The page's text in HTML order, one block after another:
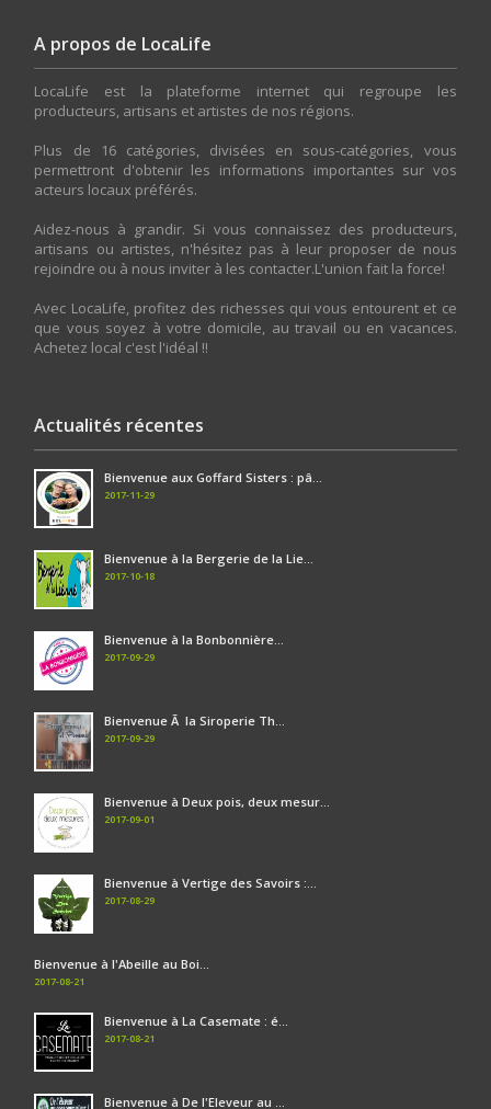
A propos de LocaLife
LocaLife est la plateforme internet qui regroupe les
producteurs, artisans et artistes de nos régions.
Plus de 16 catégories, divisées en sous-catégories, vous
permettront d'obtenir les informations importantes sur vos
acteurs locaux préférés.
Aidez-nous à grandir. Si vous connaissez des producteurs,
artisans ou artistes, n'hésitez pas à leur proposer de nous
rejoindre ou à nous inviter à les contacter.L'union fait la force!
Avec LocaLife, profitez des richesses qui vous entourent et ce
que vous soyez à votre domicile, au travail ou en vacances.
Achetez local c'est l'idéal !!
Actualités récentes
Bienvenue aux Goffard Sisters : pâ...
2017-11-29
Bienvenue à la Bergerie de la Lie...
2017-10-18
Bienvenue à la Bonbonnière...
2017-09-29
Bienvenue Ã la Siroperie Th...
2017-09-29
Bienvenue à Deux pois, deux mesur...
2017-09-01
Bienvenue à Vertige des Savoirs :...
2017-08-29
Bienvenue à l'Abeille au Boi...
2017-08-21
Bienvenue à La Casemate : é...
2017-08-21
Bienvenue à De l'Eleveur au ...